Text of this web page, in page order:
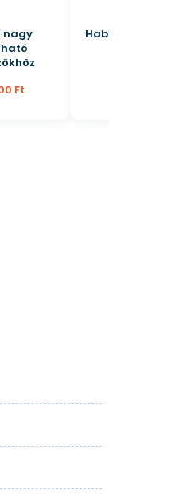
folyadék